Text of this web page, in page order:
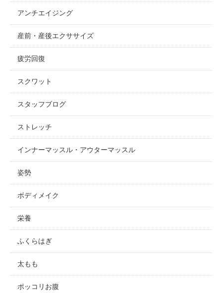
アンチエイジング
産前・産後エクササイズ
疲労回復
スクワット
スタッフブログ
ストレッチ
インナーマッスル・アウターマッスル
姿勢
ボディメイク
栄養
ふくらはぎ
太もも
ポッコリお腹